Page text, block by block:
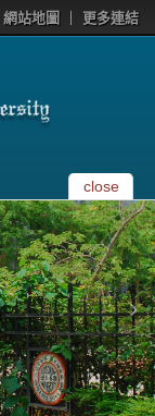
網站地圖 更多連結
close